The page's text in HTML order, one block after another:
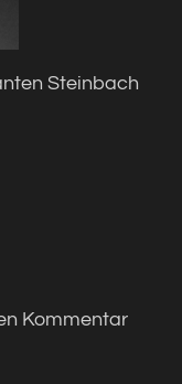
Steinbach
Kommentar